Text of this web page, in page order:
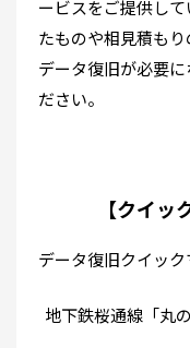
ービスをご提供し
たものや相見積もり
データ復旧が必要
ださい。
【クイッ
データ復旧クイッ
地下鉄桜通線「丸